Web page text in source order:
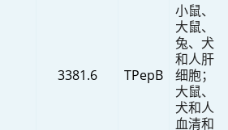
3381.6 TPepB
小鼠、
大鼠、
兔、犬
和人肝
细胞；
大鼠、
犬和人
血清和